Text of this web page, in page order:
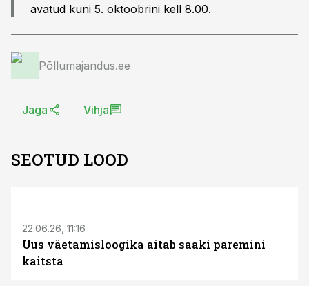
avatud kuni 5. oktoobrini kell 8.00.
Põllumajandus.ee
Jaga Vihja
SEOTUD LOOD
22.06.26, 11:16
Uus väetamisloogika aitab saaki paremini
kaitsta